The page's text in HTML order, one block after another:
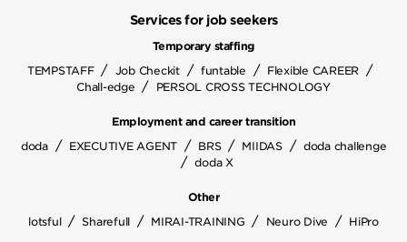
Services for job seekers
Temporary staffing
TEMPSTAFF / Job Checkit / funtable / Flexible CAREER /
Chall-edge / PERSOL CROSS TECHNOLOGY
Employment and career transition
doda / EXECUTIVE AGENT / BRS / MIIDAS / doda challenge
/ doda X
Other
lotsful / Sharefull / MIRAI-TRAINING / Neuro Dive / HiPro